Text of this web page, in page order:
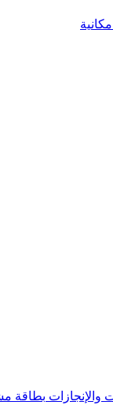
والإنجازات بطاقة